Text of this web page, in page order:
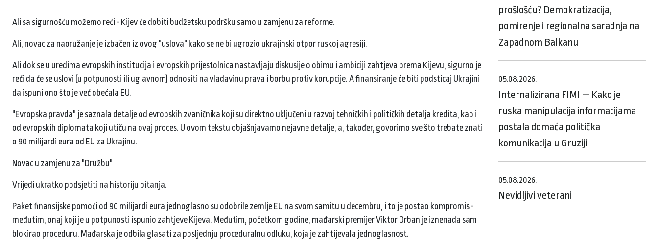
Ali sa sigurnošću možemo reći - Kijev će dobiti budžetsku podršku samo u zamjenu za reforme.
Ali, novac za naoružanje je izbačen iz ovog "uslova" kako se ne bi ugrozio ukrajinski otpor ruskoj agresiji.
Ali dok se u uredima evropskih institucija i evropskih prijestolnica nastavljaju diskusije o obimu i ambiciji zahtjeva prema Kijevu, sigurno je
reći da će se uslovi (u potpunosti ili uglavnom) odnositi na vladavinu prava i borbu protiv korupcije. A finansiranje će biti podsticaj Ukrajini
da ispuni ono što je već obećala EU.
"Evropska pravda" je saznala detalje od evropskih zvaničnika koji su direktno uključeni u razvoj tehničkih i političkih detalja kredita, kao i
od evropskih diplomata koji utiču na ovaj proces. U ovom tekstu objašnjavamo nejavne detalje, a, također, govorimo sve što trebate znati
o 90 milijardi eura od EU za Ukrajinu.
Novac u zamjenu za "Družbu"
Vrijedi ukratko podsjetiti na historiju pitanja.
Paket finansijske pomoći od 90 milijardi eura jednoglasno su odobrile zemlje EU na svom samitu u decembru, i to je postao kompromis -
međutim, onaj koji je u potpunosti ispunio zahtjeve Kijeva. Međutim, početkom godine, mađarski premijer Viktor Orban je iznenada sam
blokirao proceduru. Mađarska je odbila glasati za posljednju proceduralnu odluku, koja je zahtijevala jednoglasnost.
prošlošću? Demokratizacija,
pomirenje i regionalna saradnja na
Zapadnom Balkanu
05.08.2026.
Internalizirana FIMI — Kako je
ruska manipulacija informacijama
postala domaća politička
komunikacija u Gruziji
05.08.2026.
Nevidljivi veterani